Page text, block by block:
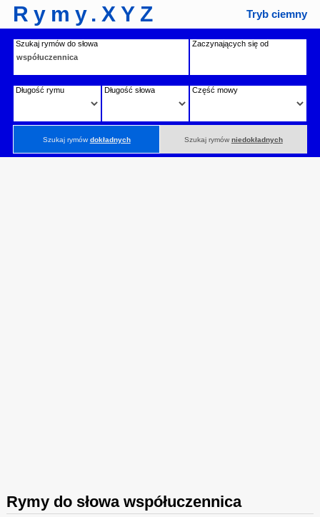
Rymy.XYZ Tryb ciemny
Szukaj rymów do słowa Zaczynających się od
Długość rymu Długość słowa Część mowy
Szukaj rymówdokładnych Szukaj rymów niedokładnych
Rymy do słowa współuczennica